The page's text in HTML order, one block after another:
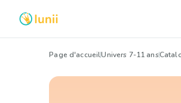
Page d'accueilUnivers 7-11 ans